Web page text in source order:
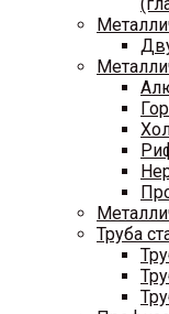
Труба